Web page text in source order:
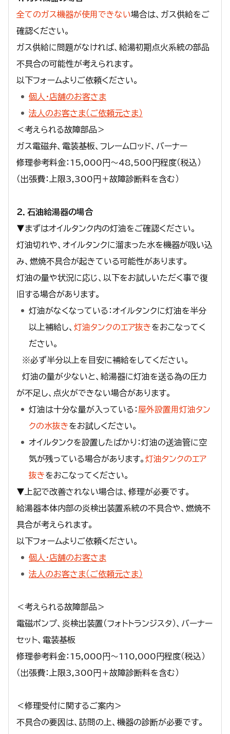
全てのガス機器が使用できない場合は、ガス供給をご
確認ください。
ガス供給に問題がなければ、給湯初期点火系統の部品
不具合の可能性が考えられます。
以下フォームよりご依頼ください。
個人・店舗のお客さま
法人のお客さま（ご依頼元さま）
＜考えられる故障部品＞
ガス電磁弁、電装基板、フレームロッド、バーナー
修理参考料金：15,000円～48,500円程度（税込）
（出張費：上限3,300円＋故障診断料を含む）
２．石油給湯器の場合
▼まずはオイルタンク内の灯油をご確認ください。
灯油切れや、オイルタンクに溜まった水を機器が吸い込
み、燃焼不具合が起きている可能性があります。
灯油の量や状況に応じ、以下をお試しいただく事で復
旧する場合があります。
灯油がなくなっている：オイルタンクに灯油を半分
以上補給し、 灯油タンクのエア抜きをおこなってく
ださい。
※必ず半分以上を目安に補給をしてください。
灯油の量が少ないと、給湯器に灯油を送る為の圧力
が不足し、点火ができない場合があります。
灯油は十分な量が入っている： 屋外設置用灯油タン
クの水抜きをお試しください。
オイルタンクを設置したばかり：灯油の送油管に空
気が残っている場合があります。 灯油タンクのエア
抜きをおこなってください。
▼上記で改善されない場合は、修理が必要です。
給湯器本体内部の炎検出装置系統の不具合や、燃焼不
具合が考えられます。
以下フォームよりご依頼ください。
個人・店舗のお客さま
法人のお客さま（ご依頼元さま）
＜考えられる故障部品＞
電磁ポンプ、炎検出装置（フォトトランジスタ）、バーナー
セット、電装基板
修理参考料金：15,000円～110,000円程度（税込）
（出張費：上限3,300円＋故障診断料を含む）
＜修理受付に関するご案内＞
不具合の要因は、訪問の上、機器の診断が必要です。